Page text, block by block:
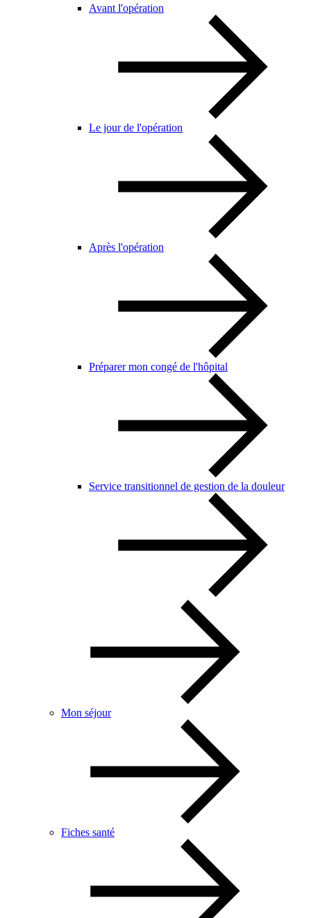
Avant l'opération
Le jour de l'opération
Après l'opération
Préparer mon congé de l'hôpital
Service transitionnel de gestion de la douleur
Mon séjour
Fiches santé